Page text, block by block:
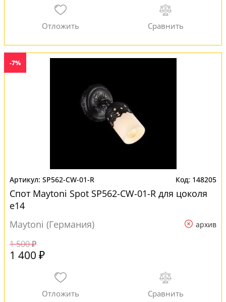
-7%
SP562-CW-01-R 148205
Спот Maytoni Spot SP562-CW-01-R для цоколя
e14
Maytoni (Германия)
архив
1 500 ₽
1 400 ₽